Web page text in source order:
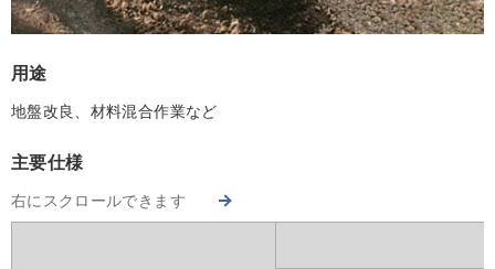
用途
地盤改良、材料混合作業など
主要仕様
右にスクロールできます